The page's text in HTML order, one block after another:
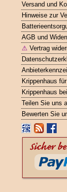
Versand und
Hinweise zur
AGB und
⚠ Vertrag
Krippenhaus
Krippenhaus
Teilen Sie uns
Bewerten Sie